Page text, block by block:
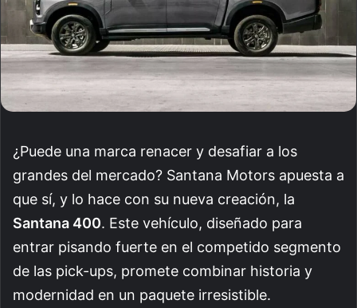
¿Puede una marca renacer y desafiar a los
grandes del mercado? Santana Motors apuesta a
que sí, y lo hace con su nueva creación, la
Santana 400. Este vehículo, diseñado para
entrar pisando fuerte en el competido segmento
de las pick-ups, promete combinar historia y
modernidad en un paquete irresistible.